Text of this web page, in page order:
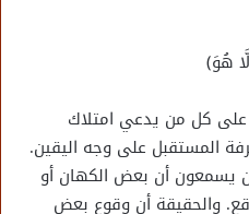
هُوَ﴾
على كل من يدعي امتلاك
المستقبل على وجه اليقين.
يسمعون أن بعض الكهان أو
والحقيقة أن وقوع بعض